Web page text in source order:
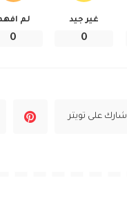
غير جيد
0
لم
0
شارك على تويتر